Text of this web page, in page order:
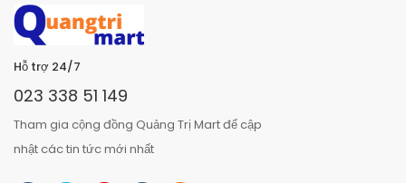
Hỗ trợ 24/7
023 338 51 149
Tham gia cộng đồng Quảng Trị Mart để cập
nhật các tin tức mới nhất